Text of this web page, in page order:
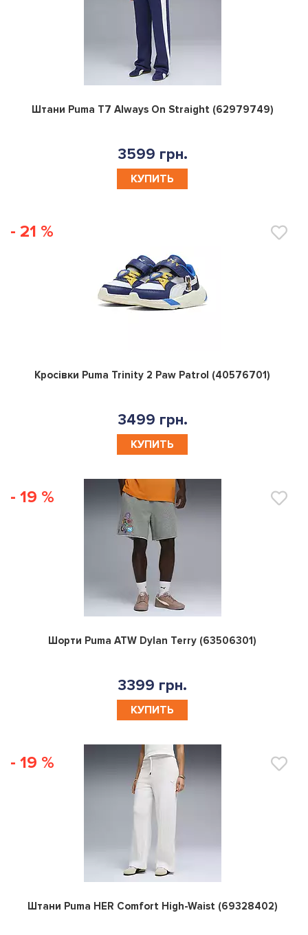
0
Штани Puma T7 Always On Straight (62979749)
3599 грн.
КУПИТЬ
- 21 %
0
Кросівки Puma Trinity 2 Paw Patrol (40576701)
3499 грн.
КУПИТЬ
- 19 %
0
Шорти Puma ATW Dylan Terry (63506301)
3399 грн.
КУПИТЬ
- 19 %
0
Штани Puma HER Comfort High-Waist (69328402)